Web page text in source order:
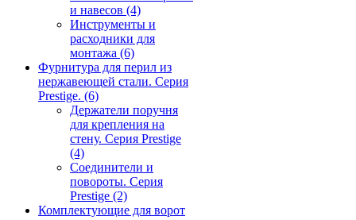
и навесов (4)
Инструменты и
расходники для
монтажа (6)
Фурнитура для перил из
нержавеющей стали. Серия
Prestige. (6)
Держатели поручня
для крепления на
стену. Серия Prestige
(4)
Соединители и
повороты. Серия
Prestige (2)
Комплектующие для ворот